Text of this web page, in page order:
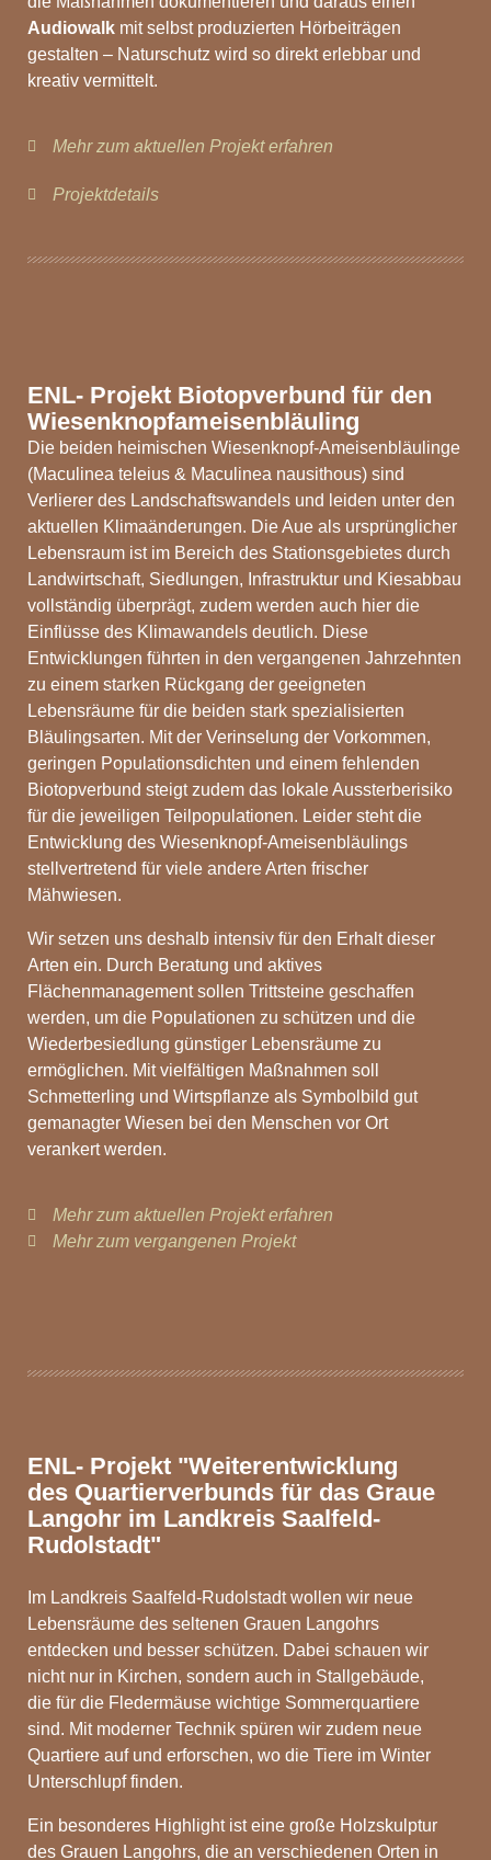
Audiowalk mit selbst produzierten Hörbeiträgen
gestalten – Naturschutz wird so direkt erlebbar und
kreativ vermittelt.
Mehr zum aktuellen Projekt erfahren
Projektdetails
ENL- Projekt Biotopverbund für den
Wiesenknopfameisenbläuling
Die beiden heimischen Wiesenknopf-Ameisenbläulinge
(Maculinea teleius & Maculinea nausithous) sind
Verlierer des Landschaftswandels und leiden unter den
aktuellen Klimaänderungen. Die Aue als ursprünglicher
Lebensraum ist im Bereich des Stationsgebietes durch
Landwirtschaft, Siedlungen, Infrastruktur und Kiesabbau
vollständig überprägt, zudem werden auch hier die
Einflüsse des Klimawandels deutlich. Diese
Entwicklungen führten in den vergangenen Jahrzehnten
zu einem starken Rückgang der geeigneten
Lebensräume für die beiden stark spezialisierten
Bläulingsarten. Mit der Verinselung der Vorkommen,
geringen Populationsdichten und einem fehlenden
Biotopverbund steigt zudem das lokale Aussterberisiko
für die jeweiligen Teilpopulationen. Leider steht die
Entwicklung des Wiesenknopf-Ameisenbläulings
stellvertretend für viele andere Arten frischer
Mähwiesen.
Wir setzen uns deshalb intensiv für den Erhalt dieser
Arten ein. Durch Beratung und aktives
Flächenmanagement sollen Trittsteine geschaffen
werden, um die Populationen zu schützen und die
Wiederbesiedlung günstiger Lebensräume zu
ermöglichen. Mit vielfältigen Maßnahmen soll
Schmetterling und Wirtspflanze als Symbolbild gut
gemanagter Wiesen bei den Menschen vor Ort
verankert werden.
Mehr zum aktuellen Projekt erfahren
Mehr zum vergangenen Projekt
ENL- Projekt "Weiterentwicklung
des Quartierverbunds für das Graue
Langohr im Landkreis Saalfeld-
Rudolstadt"
Im Landkreis Saalfeld-Rudolstadt wollen wir neue
Lebensräume des seltenen Grauen Langohrs
entdecken und besser schützen. Dabei schauen wir
nicht nur in Kirchen, sondern auch in Stallgebäude,
die für die Fledermäuse wichtige Sommerquartiere
sind. Mit moderner Technik spüren wir zudem neue
Quartiere auf und erforschen, wo die Tiere im Winter
Unterschlupf finden.
Ein besonderes Highlight ist eine große Holzskulptur
des Grauen Langohrs, die an verschiedenen Orten in